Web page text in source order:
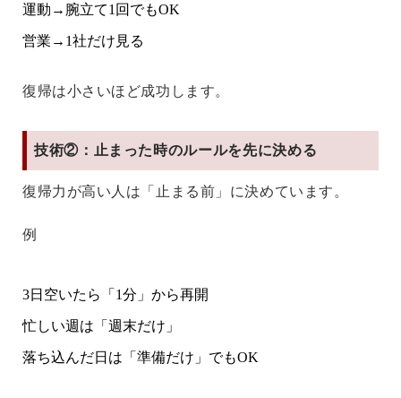
運動→腕立て1回でもOK
営業→1社だけ見る
復帰は小さいほど成功します。
技術②：止まった時のルールを先に決める
復帰力が高い人は「止まる前」に決めています。
例
3日空いたら「1分」から再開
忙しい週は「週末だけ」
落ち込んだ日は「準備だけ」でもOK